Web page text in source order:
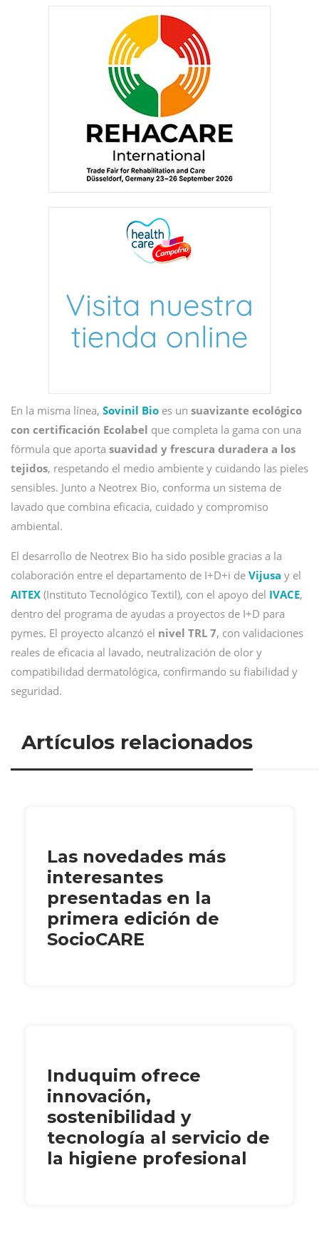
En la misma línea, Sovinil Bio es un suavizante ecológico
con certificación Ecolabel que completa la gama con una
fórmula que aporta suavidad y frescura duradera a los
tejidos, respetando el medio ambiente y cuidando las pieles
sensibles. Junto a Neotrex Bio, conforma un sistema de
lavado que combina eficacia, cuidado y compromiso
ambiental.
El desarrollo de Neotrex Bio ha sido posible gracias a la
colaboración entre el departamento de I+D+i de Vijusa y el
AITEX (Instituto Tecnológico Textil), con el apoyo del IVACE,
dentro del programa de ayudas a proyectos de I+D para
pymes. El proyecto alcanzó el nivel TRL 7, con validaciones
reales de eficacia al lavado, neutralización de olor y
compatibilidad dermatológica, confirmando su fiabilidad y
seguridad.
Artículos relacionados
Las novedades más
interesantes
presentadas en la
primera edición de
SocioCARE
Induquim ofrece
innovación,
sostenibilidad y
tecnología al servicio de
la higiene profesional